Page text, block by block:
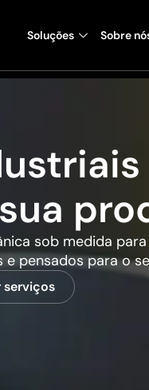
Soluções Sobre
sob medida
pensados para o
serviços